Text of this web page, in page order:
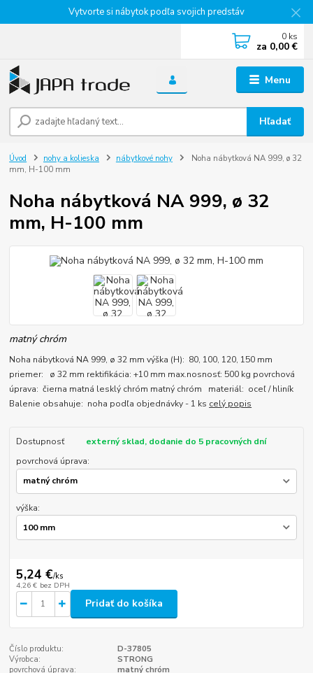
Vytvorte si nábytok podľa svojich predstáv
Menu
Hľadať
0 ks
za 0,00 €
Úvod nohy a kolieska nábytkové nohy
Noha nábytková NA 999, ø 32
mm, H-100 mm
Noha nábytková NA 999, ø 32
mm, H-100 mm
matný chróm
Noha nábytková NA 999, ø 32 mm výška (H): 80, 100, 120, 150 mm
priemer: ø 32 mm rektifikácia: +10 mm max.nosnosť: 500 kg povrchová
úprava: čierna matná lesklý chróm matný chróm materiál: oceľ / hliník
Balenie obsahuje: noha podľa objednávky - 1 ks celý popis
Dostupnosť
externý sklad, dodanie do 5 pracovných dní
povrchová úprava:
výška:
5,24 €/ks
4,26 € bez DPH
Pridať do košíka
Číslo produktu:
D-37805
Výrobca:
STRONG
povrchová úprava:
matný chróm